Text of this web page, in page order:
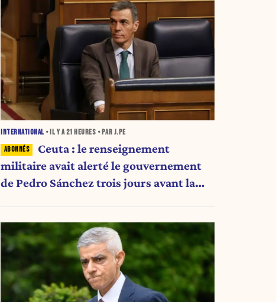
INTERNATIONAL • IL Y A21 HEURES • PAR J.PE
Ceuta : le renseignement
militaire avait alerté le gouvernement
de Pedro Sánchez trois jours avant la